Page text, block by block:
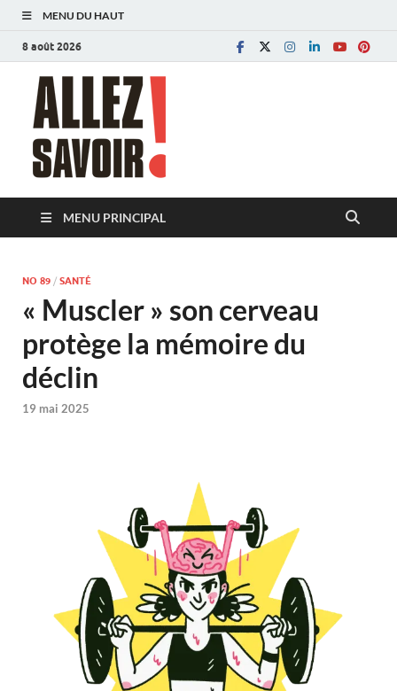
MENU DU HAUT
8 août 2026
MENU PRINCIPAL
NO 89 / SANTÉ
« Muscler » son cerveau
protège la mémoire du
déclin
19 mai 2025